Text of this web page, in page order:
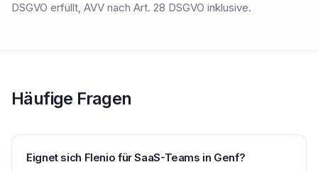
DSGVO erfüllt, AVV nach Art. 28 DSGVO inklusive.
Häufige Fragen
Eignet sich Flenio für SaaS-Teams in Genf?